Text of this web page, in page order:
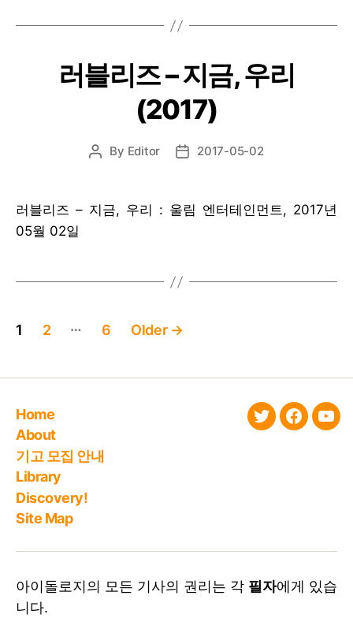
러블리즈 – 지금, 우리
(2017)
Post
By Editor
Post2017-05-02
러블리즈 – 지금, 우리 : 울림 엔터테인먼트, 2017년
05월 02일
Posts
1 2 … 6 Older →
Home
About
기고 모집 안내
Library
Discovery!
Site Map
twitter
아이돌로지의 모든 기사의 권리는 각 필자에게 있습
니다.